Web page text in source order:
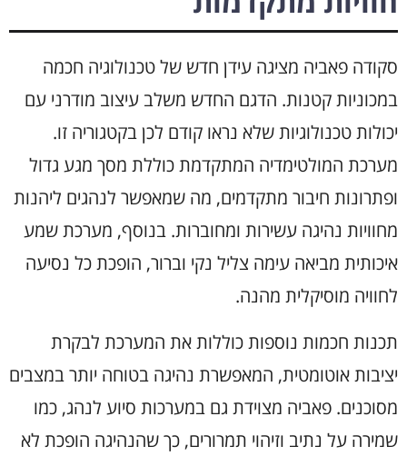
סקודה פאביה מציגה עידן חדש של טכנולוגיה חכמה
במכוניות קטנות. הדגם החדש משלב עיצוב מודרני עם
יכולות טכנולוגיות שלא נראו קודם לכן בקטגוריה זו.
מערכת המולטימדיה המתקדמת כוללת מסך מגע גדול
ופתרונות חיבור מתקדמים, מה שמאפשר לנהגים ליהנות
מחוויות נהיגה עשירות ומחוברות. בנוסף, מערכת שמע
איכותית מביאה עימה צליל נקי וברור, הופכת כל נסיעה
לחוויה מוסיקלית מהנה.
תכנות חכמות נוספות כוללות את המערכת לבקרת
יציבות אוטומטית, המאפשרת נהיגה בטוחה יותר במצבים
מסוכנים. פאביה מצוידת גם במערכות סיוע לנהג, כמו
שמירה על נתיב וזיהוי תמרורים, כך שהנהיגה הופכת לא